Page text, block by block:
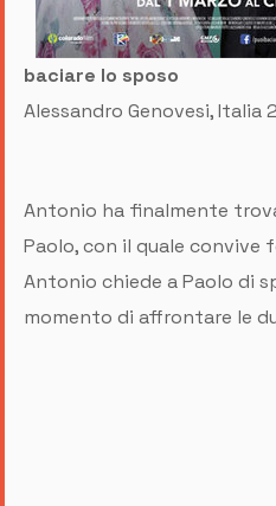
baciare lo sposo
Alessandro Genovesi, Italia
Antonio ha finalmente
Paolo, con il quale convive
Antonio chiede a Paolo di
momento di affrontare le